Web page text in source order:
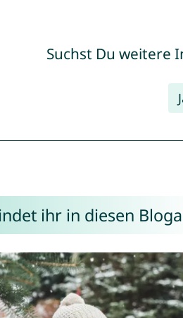
Suchst Du weitere
ihr in diesen